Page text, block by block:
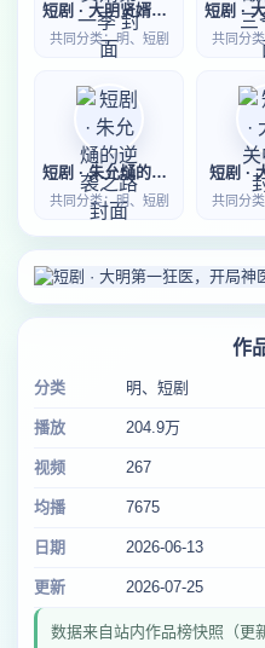
短剧 · 大明贤婿第一季
共同分类：明、短剧 共同分
短剧 · 朱允熥的逆袭之路
共同分类：明、短剧
短剧 ·
共同分
作
分类 明、短剧
播放 204.9万
视频 267
均播 7675
日期 2026-06-13
更新 2026-07-25
数据来自站内作品榜快照（更